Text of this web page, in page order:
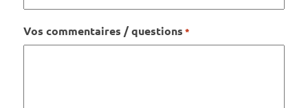
Vos commentaires / questions *